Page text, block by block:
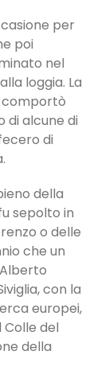
per
poi
nel
loggia. La
comportò
di alcune di
di
della
sepolto in
o delle
che un
con la
europei,
del
della